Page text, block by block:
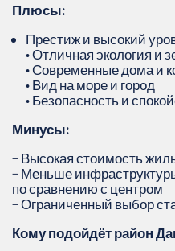
Плюсы:
Престиж и высокий
• Отличная экология и
• Современные дома и
• Вид на море и город
• Безопасность и
Минусы:
− Высокая стоимость
− Меньше
по сравнению с центром
− Ограниченный выбор
Кому подойдёт район